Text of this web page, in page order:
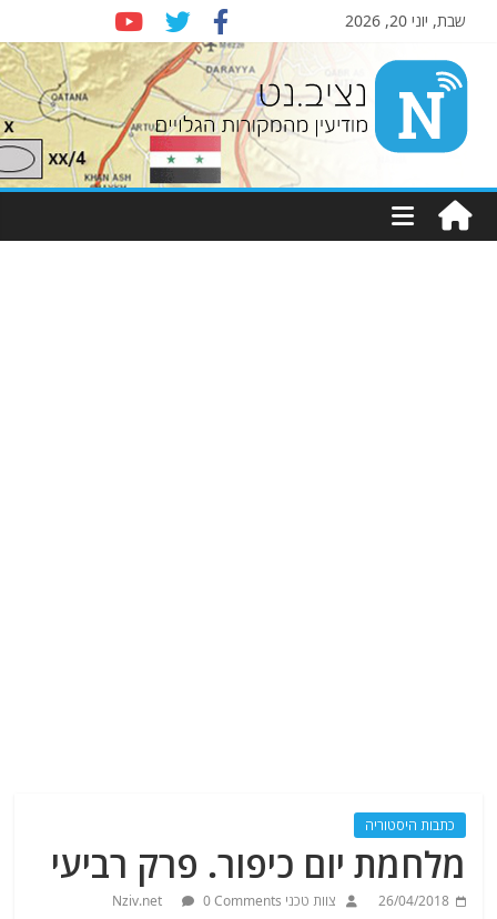
שבת, יוני 20, 2026
Nziv.net
מודיעין
מהמקורות
כתבות היסטוריה
מלחמת יום כיפור. פרק רביעי
26/04/2018 צוות טכני Nziv.net 0 Comments